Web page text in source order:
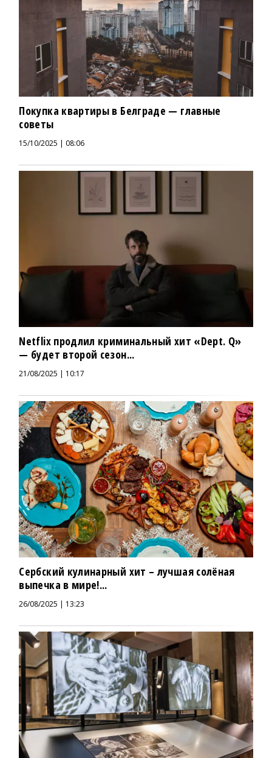
Покупка квартиры в Белграде — главные
советы
15/10/2025 | 08:06
Netflix продлил криминальный хит «Dept. Q»
— будет второй сезон...
21/08/2025 | 10:17
Сербский кулинарный хит – лучшая солёная
выпечка в мире!...
26/08/2025 | 13:23